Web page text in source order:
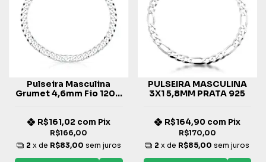
Pulseira Masculina
Grumet 4,6mm Fio 120 -
R$166,00
R$161,02 com Pix
2 x de R$83,00 sem juros
PULSEIRA MASCULINA
3X1 5,8MM PRATA 925
R$170,00
R$164,90 com Pix
2 x de R$85,00 sem juros